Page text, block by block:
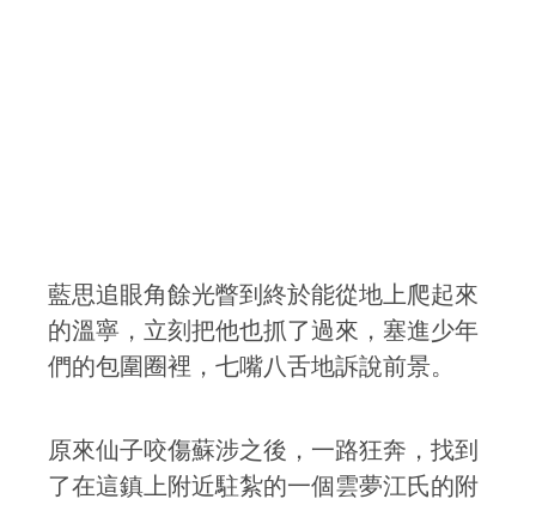
藍思追眼角餘光瞥到終於能從地上爬起來
的溫寧，立刻把他也抓了過來，塞進少年
們的包圍圈裡，七嘴八舌地訴說前景。
原來仙子咬傷蘇涉之後，一路狂奔，找到
了在這鎮上附近駐紮的一個雲夢江氏的附